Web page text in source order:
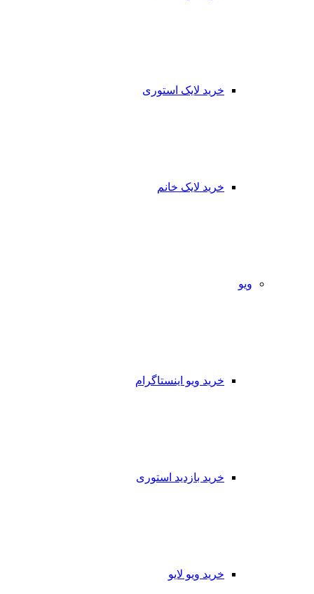
خرید لایک استوری
خرید لایک خانم
ویو
خرید ویو اینستاگرام
خرید بازدید استوری
خرید ویو لایو